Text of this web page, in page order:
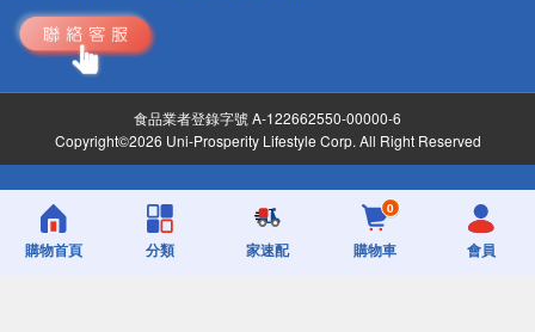
食品業者登錄字號 A-122662550-00000-6
Copyright©2026 Uni-Prosperity Lifestyle Corp. All Right Reserved
購物首頁 分類 家速配
0
購物車 會員